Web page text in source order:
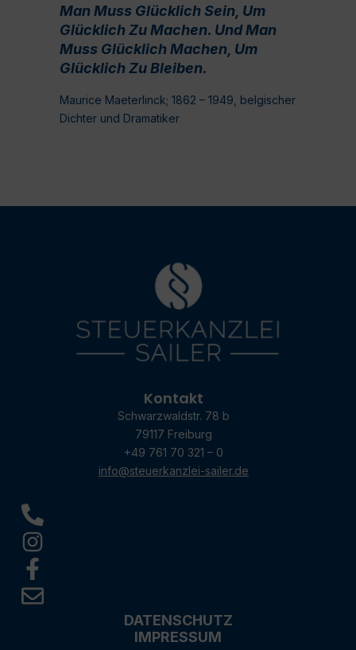
Man Muss Glücklich Sein, Um
Glücklich Zu Machen. Und Man
Muss Glücklich Machen, Um
Glücklich Zu Bleiben.
Maurice Maeterlinck; 1862 – 1949, belgischer
Dichter und Dramatiker
Kontakt
Schwarzwaldstr. 78 b
79117 Freiburg
+49 761 70 321 – 0
info@steuerkanzlei-sailer.de
DATENSCHUTZ
IMPRESSUM